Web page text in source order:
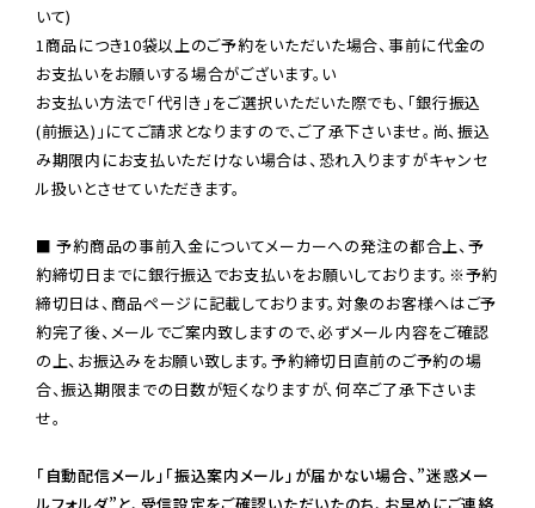
いて)
1商品につき10袋以上のご予約をいただいた場合、事前に代金の
お支払いをお願いする場合がございます。い
お支払い方法で「代引き」をご選択いただいた際でも、「銀行振込
(前振込)」にてご請求となりますので、ご了承下さいませ。尚、振込
み期限内にお支払いただけない場合は、恐れ入りますがキャンセ
ル扱いとさせていただきます。
■ 予約商品の事前入金についてメーカーへの発注の都合上、予
約締切日までに銀行振込でお支払いをお願いしております。※予約
締切日は、商品ページに記載しております。対象のお客様へはご予
約完了後、メールでご案内致しますので、必ずメール内容をご確認
の上、お振込みをお願い致します。予約締切日直前のご予約の場
合、振込期限までの日数が短くなりますが、何卒ご了承下さいま
せ。
「自動配信メール」「振込案内メール」が届かない場合、”迷惑メー